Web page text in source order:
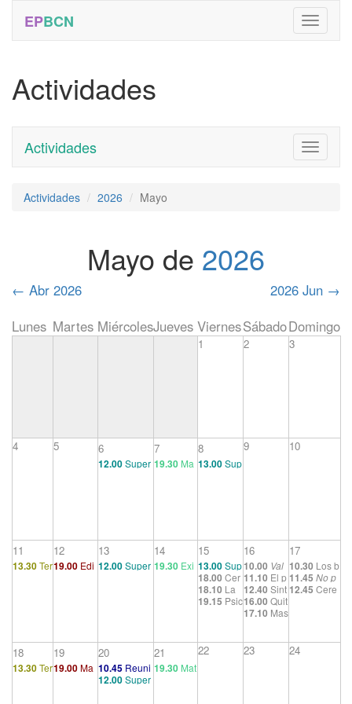
EPBCN
Actividades
Toggle
Actividades
Actividades 2026 Mayo
Mayo de 2026
← Abr 2026 2026 Jun →
Lunes Martes MiércolesJueves ViernesSábadoDomingo
1 2 3
4 5 6
12.00Super
7
19.30 Ma
8
13.00Sup
9 10
11
13.30Ter
12
19.00 Edi
13
12.00Super
14
19.30 Exi
15
13.00Sup
ervisión gr
upal
18.00 Cer
emonia d
e apertura
18.10 La
escucha p
19.15 Psic
bles. Una
articulació
16
10.00 Val
go lo que
hago. Un r
ecorrido p
or el male
rabajo
11.10 El p
roblema d
e la induc
ción y el c
demarcaci
ón: de Hu
12.40 Sint
onizar
16.00 Quit
apenas. S
des homo
geneizad
17.10 Mas
el mal.¿Q
ue no ves
17
10.30 Los b
ordes de la
palabra: sil
11.45 No p
uedo con to
ión en la clí
nica conte
12.45 Cere
18
13.30Ter
19
19.00Ma
20
10.45 Reuni
ón final
12.00Super
21
19.30 Mat
22 23 24